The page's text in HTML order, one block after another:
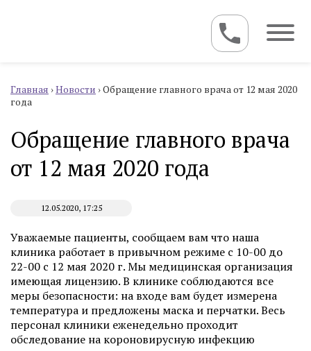
Главная ›Новости ›Обращение главного врача от 12 мая 2020
года
Обращение главного врача
от 12 мая 2020 года
12.05.2020, 17:25
Уважаемые пациенты, сообщаем вам что наша
клиника работает в привычном режиме с 10-00 до
22-00 с 12 мая 2020 г. Мы медицинская организация
имеющая лицензию. В клинике соблюдаются все
меры безопасности: на входе вам будет измерена
температура и предложены маска и перчатки. Весь
персонал клиники еженедельно проходит
обследование на короновирусную инфекцию